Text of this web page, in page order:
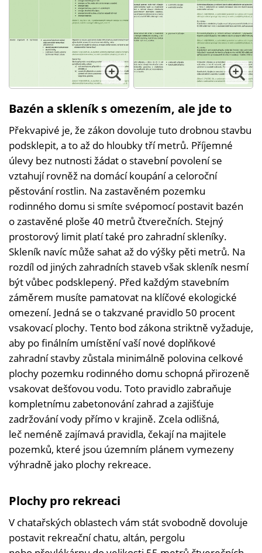
Bazén a skleník s omezením, ale jde to
Překvapivé je, že zákon dovoluje tuto drobnou stavbu
podsklepit, a to až do hloubky tří metrů. Příjemné
úlevy bez nutnosti žádat o stavební povolení se
vztahují rovněž na domácí koupání a celoroční
pěstování rostlin. Na zastavěném pozemku
rodinného domu si smíte svépomocí postavit bazén
o zastavěné ploše 40 metrů čtverečních. Stejný
prostorový limit platí také pro zahradní skleníky.
Skleník navíc může sahat až do výšky pěti metrů. Na
rozdíl od jiných zahradních staveb však skleník nesmí
být vůbec podsklepený. Před každým stavebním
záměrem musíte pamatovat na klíčové ekologické
omezení. Jedná se o takzvané pravidlo 50 procent
vsakovací plochy. Tento bod zákona striktně vyžaduje,
aby po finálním umístění vaší nové doplňkové
zahradní stavby zůstala minimálně polovina celkové
plochy pozemku rodinného domu schopná přirozeně
vsakovat dešťovou vodu. Toto pravidlo zabraňuje
kompletnímu zabetonování zahrad a zajišťuje
zadržování vody přímo v krajině. Zcela odlišná,
leč neméně zajímavá pravidla, čekají na majitele
pozemků, které jsou územním plánem vymezeny
výhradně jako plochy rekreace.
Plochy pro rekreaci
V chatařských oblastech vám stát svobodně dovoluje
postavit rekreační chatu, altán, pergolu